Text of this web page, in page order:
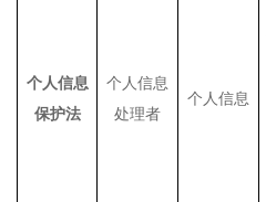
个人信息
保护法
个人信息
处理者
个人信息